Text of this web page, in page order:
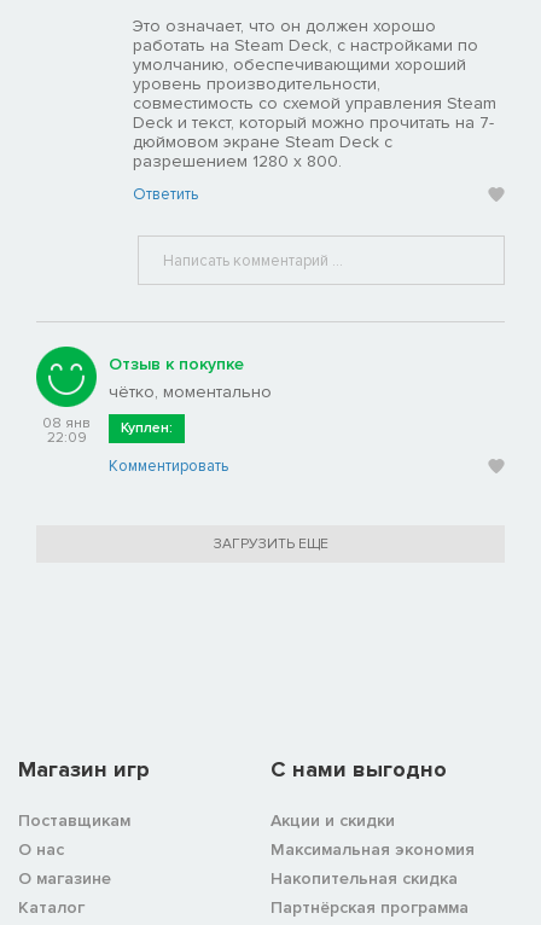
Это означает, что он должен хорошо
работать на Steam Deck, с настройками по
умолчанию, обеспечивающими хороший
уровень производительности,
совместимость со схемой управления Steam
Deck и текст, который можно прочитать на 7-
дюймовом экране Steam Deck с
разрешением 1280 x 800.
Ответить
08 янв
22:09
Отзыв к покупке
чётко, моментально
Куплен:
Комментировать
ЗАГРУЗИТЬ ЕЩЕ
Магазин игр
Поставщикам
О нас
О магазине
Каталог
C нами выгодно
Акции и скидки
Максимальная экономия
Накопительная скидка
Партнёрская программа